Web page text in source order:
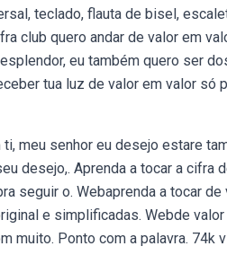
teclado, flauta de bisel,
club quero andar de valor em
eu também quero ser
tua luz de valor em valor só
meu senhor eu desejo estare
desejo,. Aprenda a tocar a cifra
seguir o. Webaprenda a tocar de
e simplificadas. Webde valor
muito. Ponto com a palavra. 74k